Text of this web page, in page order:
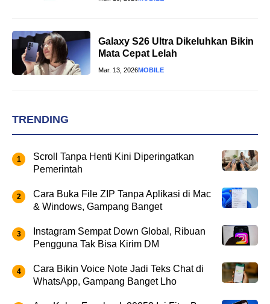
Galaxy S26 Ultra Dikeluhkan Bikin
Mata Cepat Lelah
Mar. 13, 2026MOBILE
TRENDING
Scroll Tanpa Henti Kini Diperingatkan
Pemerintah
Cara Buka File ZIP Tanpa Aplikasi di Mac
& Windows, Gampang Banget
Instagram Sempat Down Global, Ribuan
Pengguna Tak Bisa Kirim DM
Cara Bikin Voice Note Jadi Teks Chat di
WhatsApp, Gampang Banget Lho